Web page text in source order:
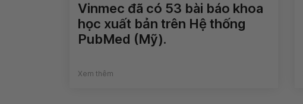
Vinmec đã có 53 bài báo khoa
học xuất bản trên Hệ thống
PubMed (Mỹ).
Xem thêm